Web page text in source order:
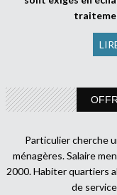
Particulier cherche
ménagères. Salaire
2000. Habiter quartiers
de